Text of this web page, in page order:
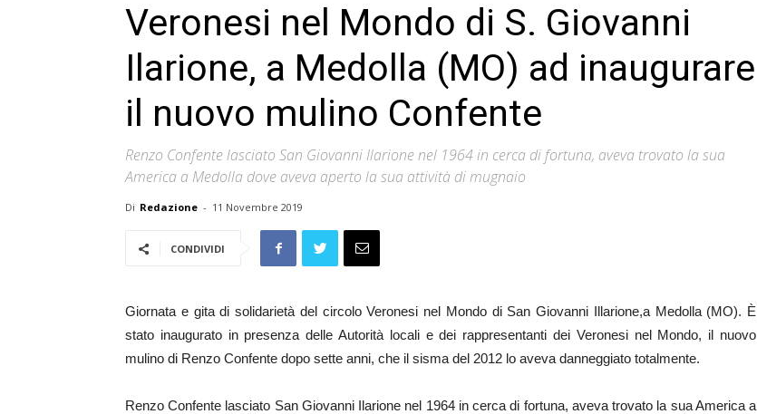
Sociale
Veronesi nel Mondo di S. Giovanni
Ilarione, a Medolla (MO) ad inaugurare
il nuovo mulino Confente
Renzo Confente lasciato San Giovanni Ilarione nel 1964 in cerca di fortuna, aveva trovato la sua
America a Medolla dove aveva aperto la sua attività di mugnaio
Di Redazione - 11 Novembre 2019
CONDIVIDI
Giornata e gita di solidarietà del circolo Veronesi nel Mondo di San Giovanni Illarione,a Medolla (MO). È
stato inaugurato in presenza delle Autorità locali e dei rappresentanti dei Veronesi nel Mondo, il nuovo
mulino di Renzo Confente dopo sette anni, che il sisma del 2012 lo aveva danneggiato totalmente.
Renzo Confente lasciato San Giovanni Ilarione nel 1964 in cerca di fortuna, aveva trovato la sua America a